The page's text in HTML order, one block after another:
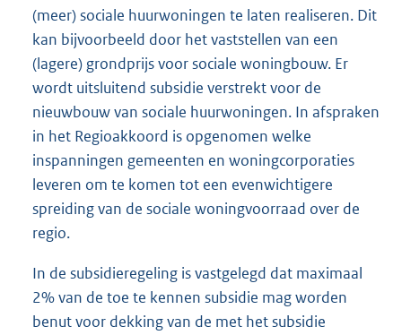
(meer) sociale huurwoningen te laten realiseren. Dit
kan bijvoorbeeld door het vaststellen van een
(lagere) grondprijs voor sociale woningbouw. Er
wordt uitsluitend subsidie verstrekt voor de
nieuwbouw van sociale huurwoningen. In afspraken
in het Regioakkoord is opgenomen welke
inspanningen gemeenten en woningcorporaties
leveren om te komen tot een evenwichtigere
spreiding van de sociale woningvoorraad over de
regio.
In de subsidieregeling is vastgelegd dat maximaal
2% van de toe te kennen subsidie mag worden
benut voor dekking van de met het subsidie